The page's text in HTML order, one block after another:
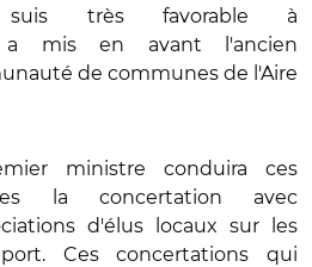
suis très favorable à
a mis en avant l'ancien
de communes de l'Aire
ministre conduira ces
la concertation avec
d'élus locaux sur les
Ces concertations qui